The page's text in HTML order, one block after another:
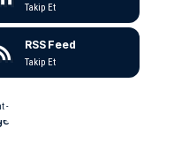
Takip Et
RSS Feed
Takip Et
-